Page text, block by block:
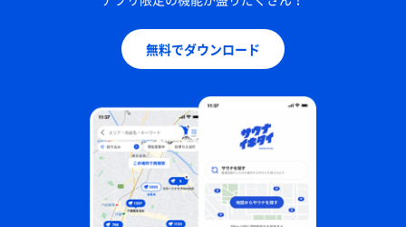
無料でダウンロード